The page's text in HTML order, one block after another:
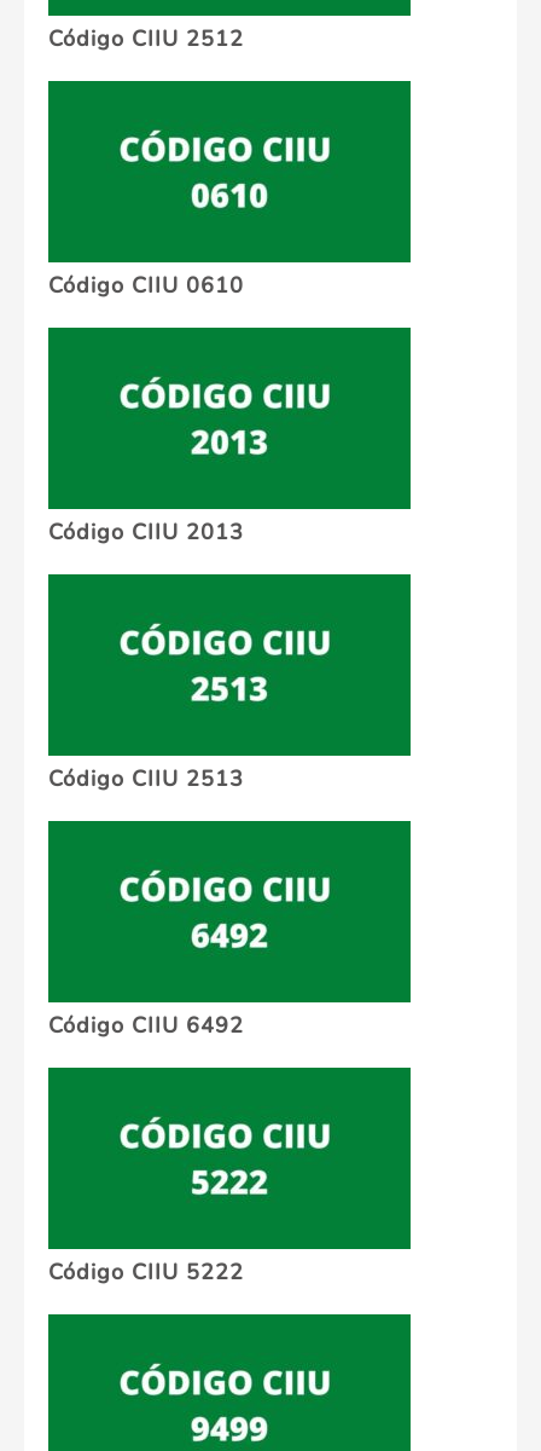
Código CIIU 2512
Código CIIU 0610
Código CIIU 2013
Código CIIU 2513
Código CIIU 6492
Código CIIU 5222